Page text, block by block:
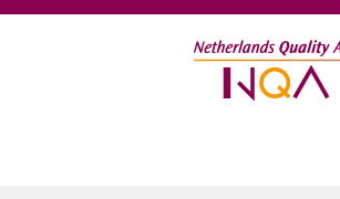
Overslaan en naar de inhoud gaan